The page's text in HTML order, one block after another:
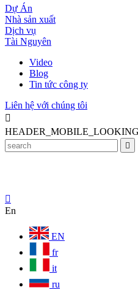
Dự Án
Nhà sản xuất
Dịch vụ
Tài Nguyên
Video
Blog
Tin tức công ty
Liên hệ với chúng tôi

HEADER_MOBILE_LOOKING


En
EN
fr
it
ru